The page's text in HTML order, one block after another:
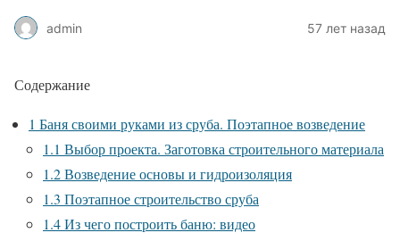
admin 57 лет назад
Содержание
1 Баня своими руками из сруба. Поэтапное возведение
1.1 Выбор проекта. Заготовка строительного материала
1.2Возведение основы и гидроизоляция
1.3 Поэтапное строительство сруба
1.4Из чего построить баню: видео